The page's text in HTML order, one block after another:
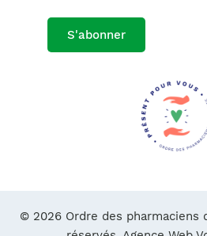
S'abonner
© 2026 Ordre des pharmaciens